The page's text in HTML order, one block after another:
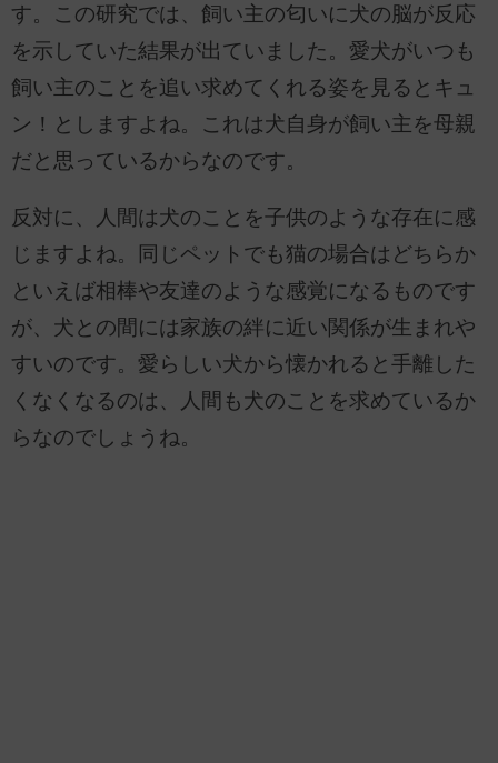
す。この研究では、飼い主の匂いに犬の脳が反応
を示していた結果が出ていました。愛犬がいつも
飼い主のことを追い求めてくれる姿を見るとキュ
ン！としますよね。これは犬自身が飼い主を母親
だと思っているからなのです。
反対に、人間は犬のことを子供のような存在に感
じますよね。同じペットでも猫の場合はどちらか
といえば相棒や友達のような感覚になるものです
が、犬との間には家族の絆に近い関係が生まれや
すいのです。愛らしい犬から懐かれると手離した
くなくなるのは、人間も犬のことを求めているか
らなのでしょうね。